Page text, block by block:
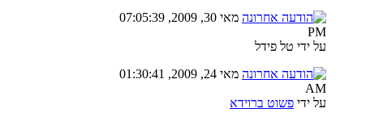
מאי 30, 2009, 07:05:39
PM
על ידי טל פידל
מאי 24, 2009, 01:30:41
AM
על ידי פשוט ברוידא